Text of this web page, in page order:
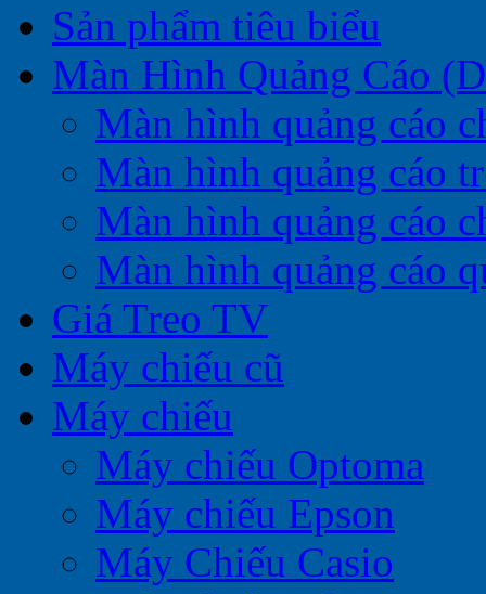
Sản phẩm tiêu biểu
Màn Hình Quảng Cáo
Màn hình quảng cáo
Màn hình quảng cáo
Màn hình quảng cáo
Màn hình quảng cáo
Giá Treo TV
Máy chiếu cũ
Máy chiếu
Máy chiếu Optoma
Máy chiếu Epson
Máy Chiếu Casio